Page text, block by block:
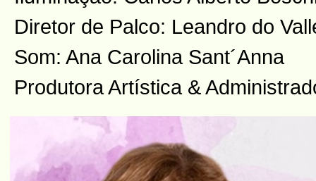
Diretor de Palco: Leandro do
Som: Ana Carolina Sant´Anna
Produtora Artística &